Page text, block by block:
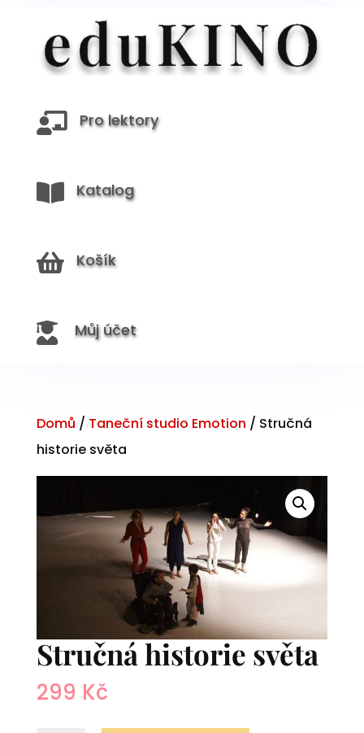
 Pro lektory
 Katalog
 Košík
 Můj účet
Domů / Taneční studio Emotion / Stručná
historie světa
Stručná historie světa
299 Kč